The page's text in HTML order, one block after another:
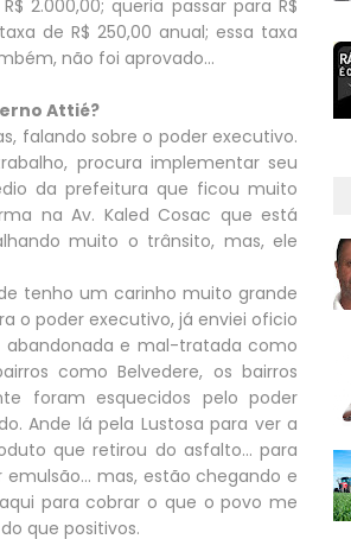
2.000,00; queria passar para R$
de R$ 250,00 anual; essa taxa
não foi aprovado...
Attié?
falando sobre o poder executivo.
procura implementar seu
da prefeitura que ficou muito
na Av. Kaled Cosac que está
muito o trânsito, mas, ele
tenho um carinho muito grande
o poder executivo, já enviei oficio
abandonada e mal-tratada como
como Belvedere, os bairros
foram esquecidos pelo poder
Ande lá pela Lustosa para ver a
que retirou do asfalto... para
mas, estão chegando e
para cobrar o que o povo me
que positivos.